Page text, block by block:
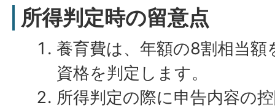
所得判定時の留意点
養育費は、年額の8割相当額
資格を判定します。
所得判定の際に申告内容の